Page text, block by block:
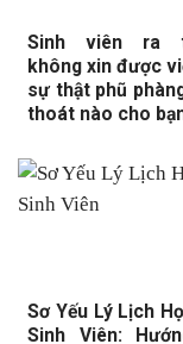
Sinh viên ra
không xin được
sự thật phũ
thoát nào cho
Sơ Yếu Lý Lịch
Sinh Viên: